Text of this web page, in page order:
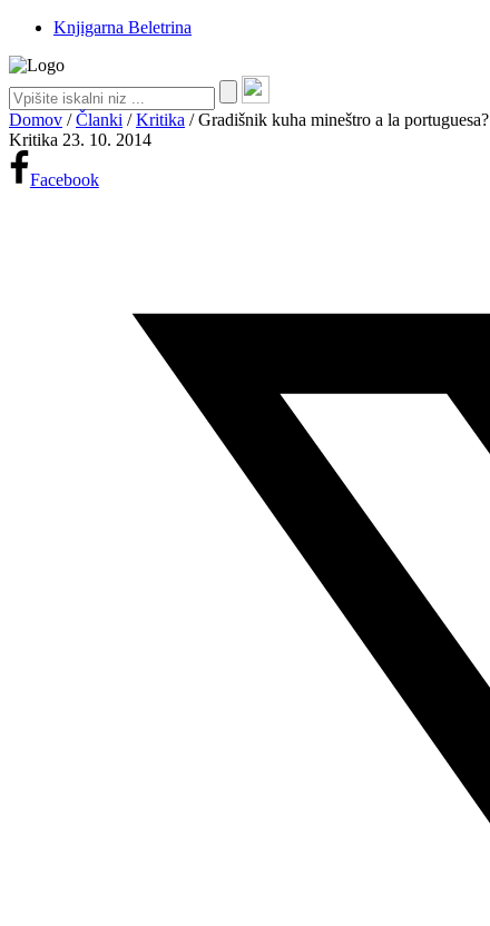
Knjigarna Beletrina
Domov /Članki /Kritika /Gradišnik kuha mineštro a la portuguesa?
Kritika 23. 10. 2014
Facebook